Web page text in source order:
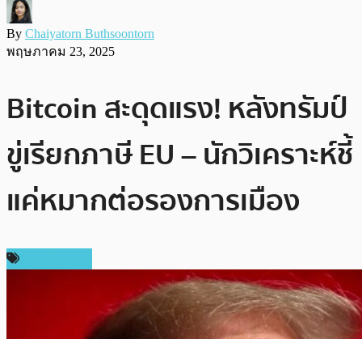
By Chaiyatorn Buthsoontorn
พฤษภาคม 23, 2025
Bitcoin สะดุดแรง! หลังทรัมป์
ขู่เรียกภาษี EU – นักวิเคราะห์ชี้
แค่หมากต่อรองการเมือง